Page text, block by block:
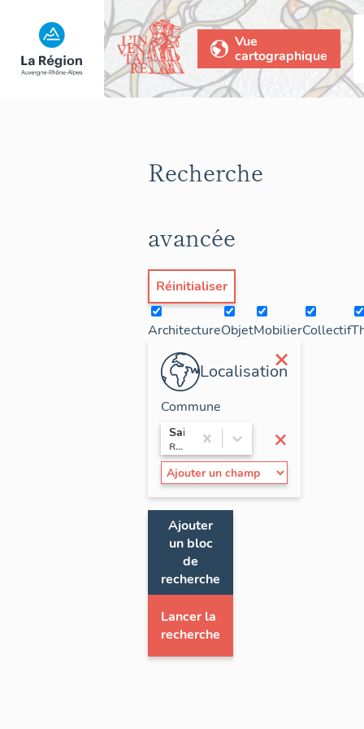
Vue
cartographique
Recherche
avancée
Réinitialiser
ArchitectureObjetMobilierCollectif
×
Localisation
×
Commune
Saint-Thomas-la-Garde
Rhône-Alpes / Loire
Ajouter
un bloc
de
recherche
Lancer la
recherche